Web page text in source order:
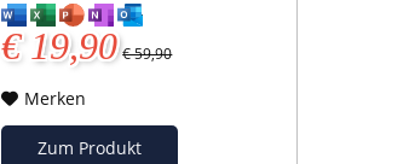
€ 19,90 € 59,90
Merken
Zum Produkt